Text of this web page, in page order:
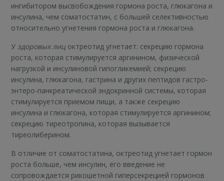
ингибитором высвобождения гормона роста, глюкагона и
инсулина, чем соматостатин, с большей селективностью
относительно угнетения гормона роста и глюкагона.
У здоровых лиц октреотид угнетает: секрецию гормона
роста, которая стимулируется аргинином, физической
нагрузкой и инсулиновой гипогликемией; секрецию
инсулина, глюкагона, гастрина и других пептидов гастро-
энтеро-панкреатической эндокринной системы, которая
стимулируется приемом пищи, а также секрецию
инсулина и глюкагона, которая стимулируется аргинином;
секрецию тиреотропина, которая вызывается
тиреолиберином.
В отличие от соматостатина, октреотид угнетает гормон
роста больше, чем инсулин, его введение не
сопровождается рикошетной гиперсекрецией гормонов